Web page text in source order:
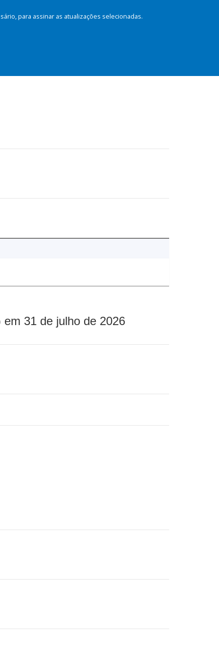
para assinar as atualizações selecionadas.
31 de julho de 2026